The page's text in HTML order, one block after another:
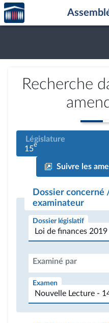
Aller au contenu
Aller en bas de la page
Accèder
à la
page
Recherche
Législature
15e
Suivre les
Dossier concerné
examinateur
Dossier législatif
Examiné par
Examen